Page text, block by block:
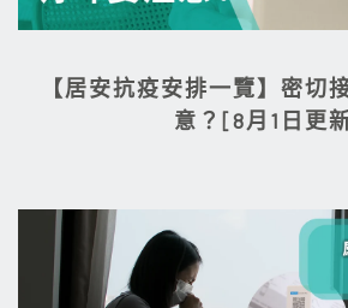
【居安抗疫安排一覽】密切
意？[8月1日更